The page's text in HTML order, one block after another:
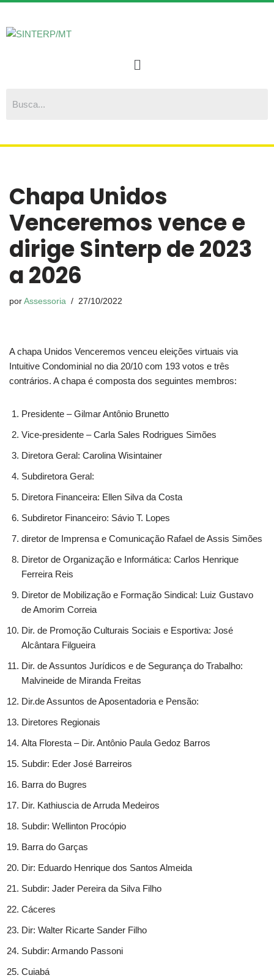
Pular
Chapa Unidos
Venceremos vence e
dirige Sinterp de 2023
a 2026
por Assessoria 27/10/2022
A chapa Unidos Venceremos venceu eleições virtuais via
Intuitive Condominial no dia 20/10 com 193 votos e três
contrários. A chapa é composta dos seguintes membros:
Presidente – Gilmar Antônio Brunetto
Vice-presidente – Carla Sales Rodrigues Simões
Diretora Geral: Carolina Wisintainer
Subdiretora Geral:
Diretora Financeira: Ellen Silva da Costa
Subdiretor Financeiro: Sávio T. Lopes
diretor de Imprensa e Comunicação Rafael de Assis Simões
Diretor de Organização e Informática: Carlos Henrique
Ferreira Reis
Diretor de Mobilização e Formação Sindical: Luiz Gustavo
de Amorim Correia
Dir. de Promoção Culturais Sociais e Esportiva: José
Alcântara Filgueira
Dir. de Assuntos Jurídicos e de Segurança do Trabalho:
Malvineide de Miranda Freitas
Dir.de Assuntos de Aposentadoria e Pensão:
Diretores Regionais
Alta Floresta – Dir. Antônio Paula Gedoz Barros
Subdir: Eder José Barreiros
Barra do Bugres
Dir. Kathiuscia de Arruda Medeiros
Subdir: Wellinton Procópio
Barra do Garças
Dir: Eduardo Henrique dos Santos Almeida
Subdir: Jader Pereira da Silva Filho
Cáceres
Dir: Walter Ricarte Sander Filho
Subdir: Armando Passoni
Cuiabá